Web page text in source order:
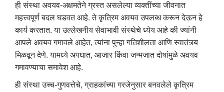
ही संस्था अवयव-अक्षमतेने ग्रस्त असलेल्या व्यक्तींच्या जीवनात
महत्त्वपूर्ण बदल घडवत आहे. ते कृत्रिम अवयव उपलब्ध करून देऊन हे
कार्य करतात. या उल्लेखनीय सेवाभावी संस्थेचे ध्येय आहे की ज्यांनी
आपले अवयव गमावले आहेत, त्यांना पुन्हा गतिशीलता आणि स्वातंत्र्य
मिळवून देणे. यामध्ये अपघात, आजार किंवा जन्मजात दोषांमुळे अवयव
गमावण्याचा समावेश आहे.
ही संस्था उच्च-गुणवत्तेचे, ग्राहकांच्या गरजेनुसार बनवलेले कृत्रिम